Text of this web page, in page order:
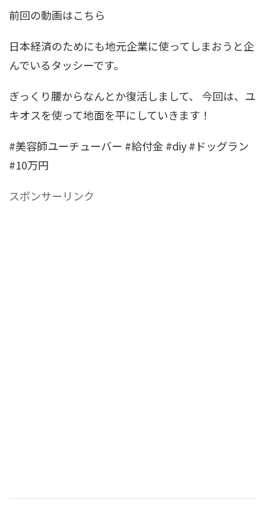
前回の動画はこちら
日本経済のためにも地元企業に使ってしまおうと企
んでいるタッシーです。
ぎっくり腰からなんとか復活しまして、 今回は、ユ
キオスを使って地面を平にしていきます！
#美容師ユーチューバー #給付金 #diy #ドッグラン
#10万円
スポンサーリンク